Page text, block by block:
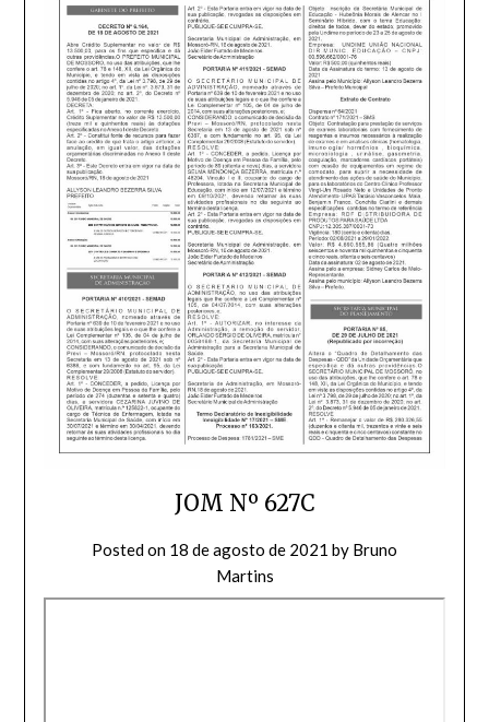
JOM Nº 627C
Posted on 18 de agosto de 2021 by Bruno
Martins